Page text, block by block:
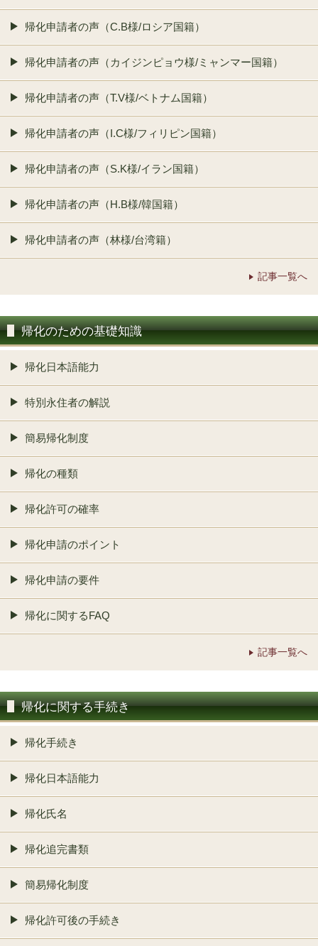
帰化申請者の声（C.B様/ロシア国籍）
帰化申請者の声（カイジンピョウ様/ミャンマー国籍）
帰化申請者の声（T.V様/ベトナム国籍）
帰化申請者の声（I.C様/フィリピン国籍）
帰化申請者の声（S.K様/イラン国籍）
帰化申請者の声（H.B様/韓国籍）
帰化申請者の声（林様/台湾籍）
記事一覧へ
帰化のための基礎知識
帰化日本語能力
特別永住者の解説
簡易帰化制度
帰化の種類
帰化許可の確率
帰化申請のポイント
帰化申請の要件
帰化に関するFAQ
記事一覧へ
帰化に関する手続き
帰化手続き
帰化日本語能力
帰化氏名
帰化追完書類
簡易帰化制度
帰化許可後の手続き